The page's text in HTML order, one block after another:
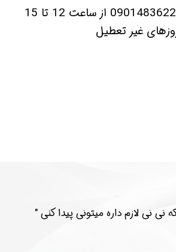
​تماس تلفنی با 09014836221 از ساعت 12 تا 15
غیر تعطیل
نی نی لازم داره میتونی پیدا کنی "​​​​​​​​​​​​​​